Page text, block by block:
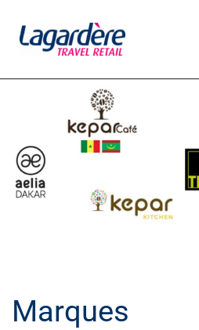
Aller au contenu
Marques